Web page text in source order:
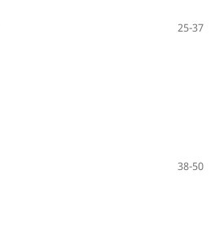
25-37
38-50